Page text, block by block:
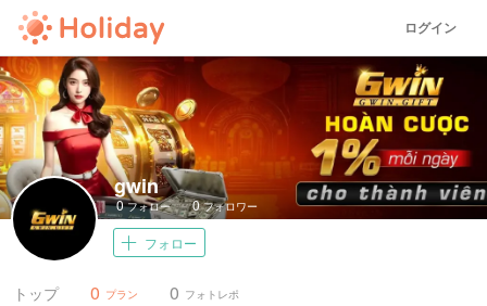
ログイン
gwin
0フォロー 0フォロワー
フォロー
トップ プラン
0 フォトレポ
0